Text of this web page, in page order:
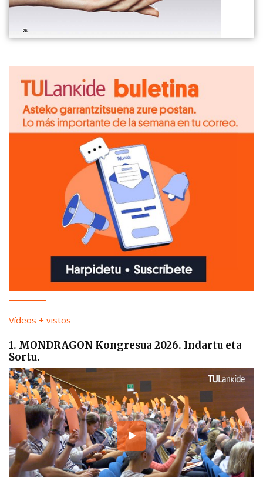
Vídeos + vistos
1. MONDRAGON Kongresua 2026. Indartu eta
Sortu.